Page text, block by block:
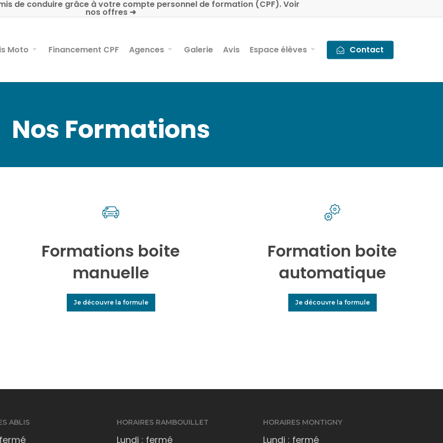
de conduire grâce à votre compte personnel de formation (CPF). Voir
nos offres ➜
Moto Financement CPF Agences Galerie Avis Espace élèves Contact
Nos Formations
Formations boite
manuelle
Je découvre la formule
Formation boite
automatique
Je découvre la formule
ABLIS HORAIRES RAMBOUILLET
Lundi : fermé
HORAIRES MONTIGNY
Lundi : fermé